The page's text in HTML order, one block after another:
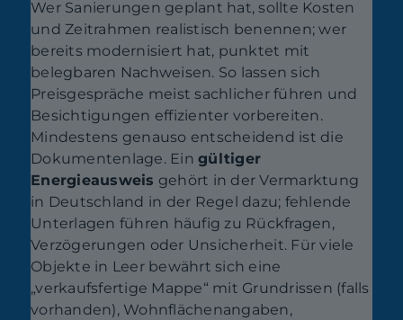
Wer Sanierungen geplant hat, sollte Kosten
und Zeitrahmen realistisch benennen; wer
bereits modernisiert hat, punktet mit
belegbaren Nachweisen. So lassen sich
Preisgespräche meist sachlicher führen und
Besichtigungen effizienter vorbereiten.
Mindestens genauso entscheidend ist die
Dokumentenlage. Eingültiger
Energieausweis gehört in der Vermarktung
in Deutschland in der Regel dazu; fehlende
Unterlagen führen häufig zu Rückfragen,
Verzögerungen oder Unsicherheit. Für viele
Objekte in Leer bewährt sich eine
„verkaufsfertige Mappe“ mit Grundrissen (falls
vorhanden), Wohnflächenangaben,